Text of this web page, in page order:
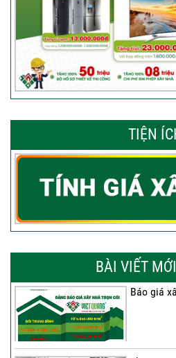
TIỆN
BÀI VIẾT
Báo giá